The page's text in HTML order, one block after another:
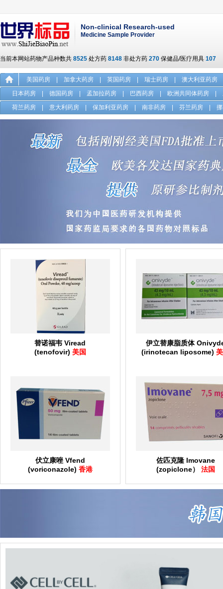
Non-clinical Research-used
Medicine Sample Provider
当前本网站药物产品种数共 8525 处方药 8148 非处方药 270 保健品/医疗用具 107
美国药房 加拿大药房 英国药房 瑞士药房
澳大利亚药房
日本药房
德国药房 孟加拉药房 巴西药房 欧洲共同体药房
荷兰药房
意大利药房 保加利亚药房 南非药房 芬兰药房
替诺福韦 Viread
(tenofovir) 美国
伏立康唑 Vfend
(voriconazole) 香港
伊立替康脂质体
(irinotecan liposome)
佐匹克隆 Imovane
(zopiclone）
法国